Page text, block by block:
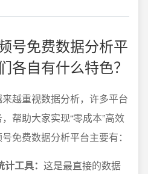
号免费数据分析平
各自有什么特色？
越重视数据分析，许多平台
帮助大家实现“零成本”高效
免费数据分析平台主要有：
工具： 这是最直接的数据